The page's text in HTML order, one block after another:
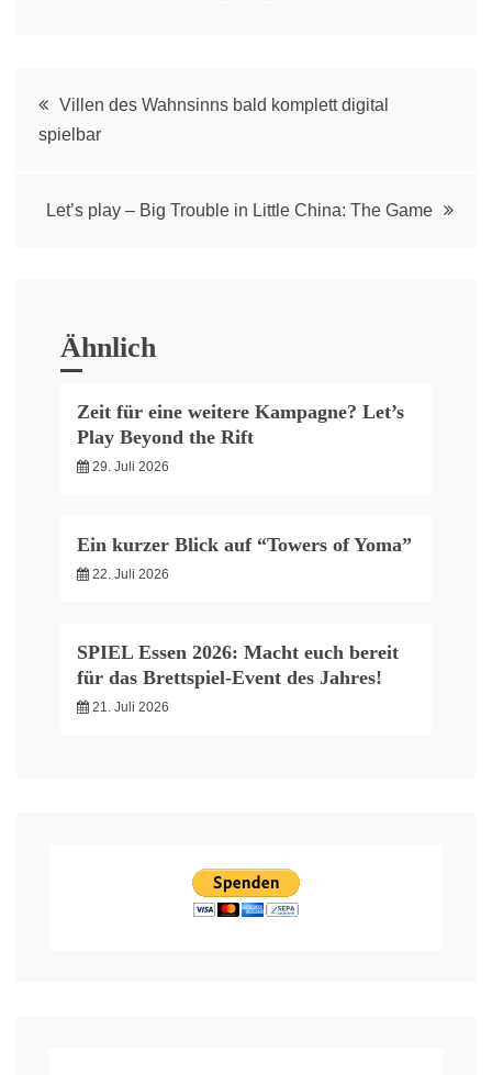
Post
navigation
Villen des Wahnsinns bald komplett digital
spielbar
Let’s play – Big Trouble in Little China: The Game
Ähnlich
Zeit für eine weitere Kampagne? Let’s
Play Beyond the Rift
29. Juli 2026
Ein kurzer Blick auf “Towers of Yoma”
22. Juli 2026
SPIEL Essen 2026: Macht euch bereit
für das Brettspiel-Event des Jahres!
21. Juli 2026